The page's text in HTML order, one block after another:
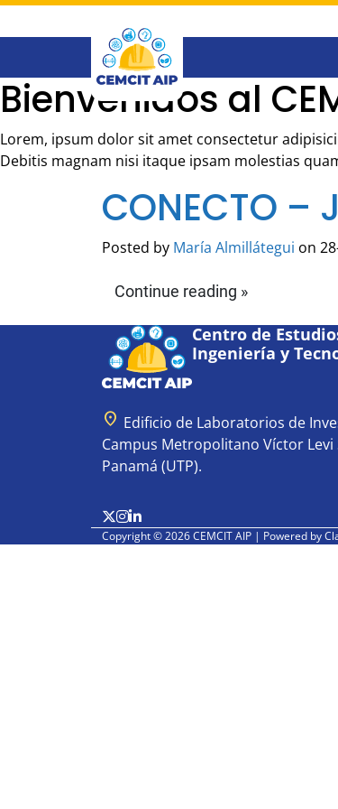
Saltar
principal
Bienvenidos al
Lorem, ipsum dolor sit amet consectetur
Debitis magnam nisi itaque ipsam molestias
CONECTO
Posted by María Almillátegui on
Continue reading »
Centro de
Ingeniería y
location_on Edificio de Laboratorios de
Campus Metropolitano Víctor
Panamá (UTP).
Copyright © 2026 CEMCIT AIP | Powered by